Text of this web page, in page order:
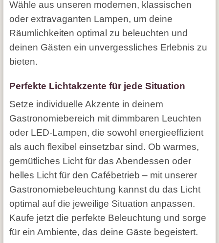
Wähle aus unseren modernen, klassischen
oder extravaganten Lampen, um deine
Räumlichkeiten optimal zu beleuchten und
deinen Gästen ein unvergessliches Erlebnis zu
bieten.
Perfekte Lichtakzente für jede Situation
Setze individuelle Akzente in deinem
Gastronomiebereich mit dimmbaren Leuchten
oder LED-Lampen, die sowohl energieeffizient
als auch flexibel einsetzbar sind. Ob warmes,
gemütliches Licht für das Abendessen oder
helles Licht für den Cafébetrieb – mit unserer
Gastronomiebeleuchtung kannst du das Licht
optimal auf die jeweilige Situation anpassen.
Kaufe jetzt die perfekte Beleuchtung und sorge
für ein Ambiente, das deine Gäste begeistert.